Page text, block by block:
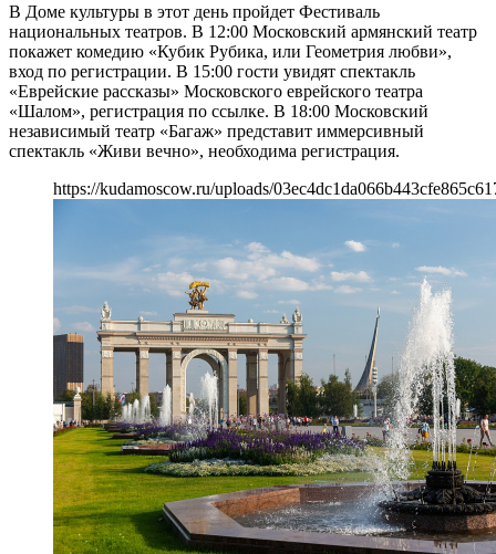
В Доме культуры в этот день пройдет Фестиваль
национальных театров. В 12:00 Московский армянский театр
покажет комедию «Кубик Рубика, или Геометрия любви»,
вход по регистрации. В 15:00 гости увидят спектакль
«Еврейские рассказы» Московского еврейского театра
«Шалом», регистрация по ссылке. В 18:00 Московский
независимый театр «Багаж» представит иммерсивный
спектакль «Живи вечно», необходима регистрация.
https://kudamoscow.ru/uploads/